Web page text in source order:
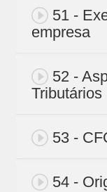
51 -
empresa
52 -
Tributários
53 -
54 -